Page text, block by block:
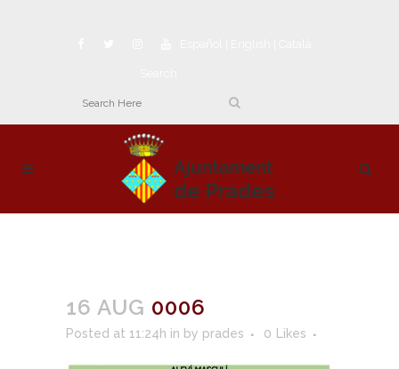
16 AUG 0006
Posted at 11:24h in by prades 0 Likes